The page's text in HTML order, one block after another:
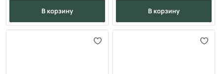
в корзину в корзину